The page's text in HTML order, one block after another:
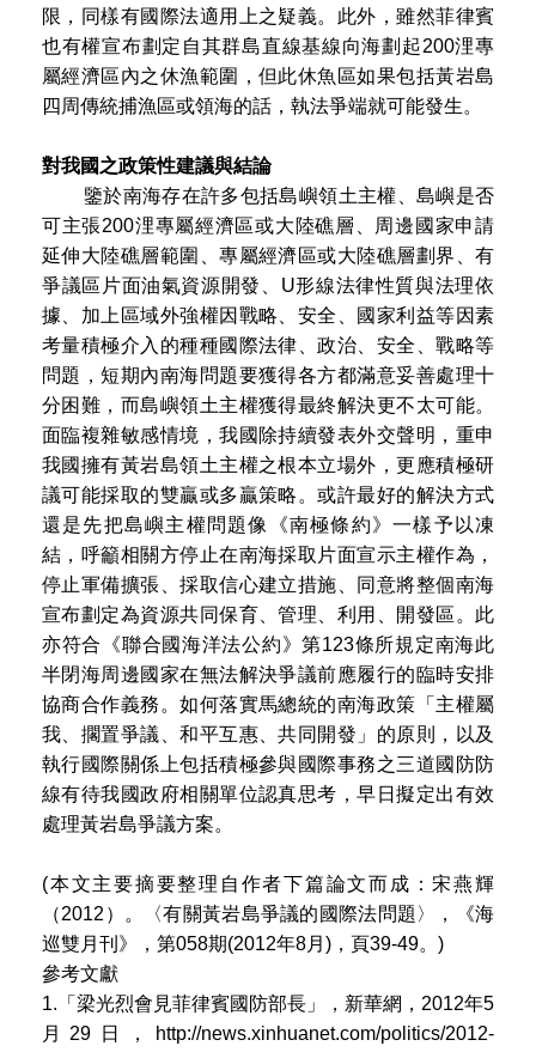
限，同樣有國際法適用上之疑義。此外，雖然菲律賓
也有權宣布劃定自其群島直線基線向海劃起200浬專
屬經濟區內之休漁範圍，但此休魚區如果包括黃岩島
四周傳統捕漁區或領海的話，執法爭端就可能發生。
對我國之政策性建議與結論
鑒於南海存在許多包括島嶼領土主權、島嶼是否
可主張200浬專屬經濟區或大陸礁層、周邊國家申請
延伸大陸礁層範圍、專屬經濟區或大陸礁層劃界、有
爭議區片面油氣資源開發、U形線法律性質與法理依
據、加上區域外強權因戰略、安全、國家利益等因素
考量積極介入的種種國際法律、政治、安全、戰略等
問題，短期內南海問題要獲得各方都滿意妥善處理十
分困難，而島嶼領土主權獲得最終解決更不太可能。
面臨複雜敏感情境，我國除持續發表外交聲明，重申
我國擁有黃岩島領土主權之根本立場外，更應積極研
議可能採取的雙贏或多贏策略。或許最好的解決方式
還是先把島嶼主權問題像《南極條約》一樣予以凍
結，呼籲相關方停止在南海採取片面宣示主權作為，
停止軍備擴張、採取信心建立措施、同意將整個南海
宣布劃定為資源共同保育、管理、利用、開發區。此
亦符合《聯合國海洋法公約》第123條所規定南海此
半閉海周邊國家在無法解決爭議前應履行的臨時安排
協商合作義務。如何落實馬總統的南海政策「主權屬
我、擱置爭議、和平互惠、共同開發」的原則，以及
執行國際關係上包括積極參與國際事務之三道國防防
線有待我國政府相關單位認真思考，早日擬定出有效
處理黃岩島爭議方案。
(本文主要摘要整理自作者下篇論文而成：宋燕輝
（2012）。〈有關黃岩島爭議的國際法問題〉，《海
巡雙月刊》，第058期(2012年8月)，頁39-49。)
參考文獻
1.「梁光烈會見菲律賓國防部長」，新華網，2012年5
月29日，http://news.xinhuanet.com/politics/2012-